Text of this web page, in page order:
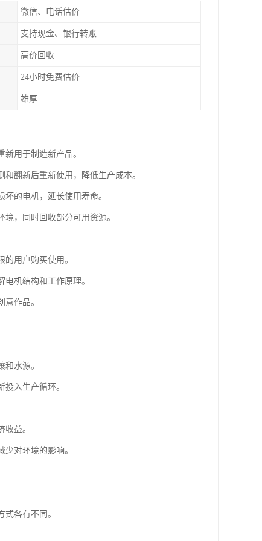
微信、电话估价
支持现金、银行转账
高价回收
24小时免费估价
雄厚
用于制造新产品。
翻新后重新使用，降低生产成本。
的电机，延长使用寿命。
，同时回收部分可用资源。
用户购买使用。
机结构和工作原理。
作品。
水源。
入生产循环。
益。
对环境的影响。
各有不同。